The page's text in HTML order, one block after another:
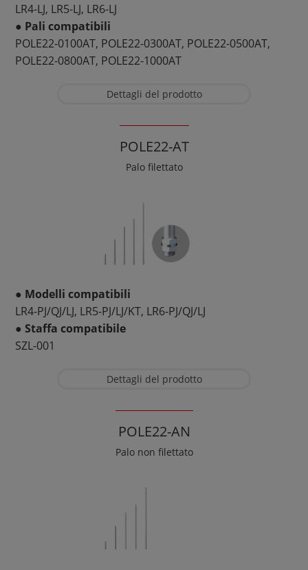
LR4-LJ, LR5-LJ, LR6-LJ
● Pali compatibili
POLE22-0100AT, POLE22-0300AT, POLE22-0500AT,
POLE22-0800AT, POLE22-1000AT
Dettagli del prodotto
POLE22-AT
Palo filettato
● Modelli compatibili
LR4-PJ/QJ/LJ, LR5-PJ/LJ/KT, LR6-PJ/QJ/LJ
● Staffa compatibile
SZL-001
Dettagli del prodotto
POLE22-AN
Palo non filettato